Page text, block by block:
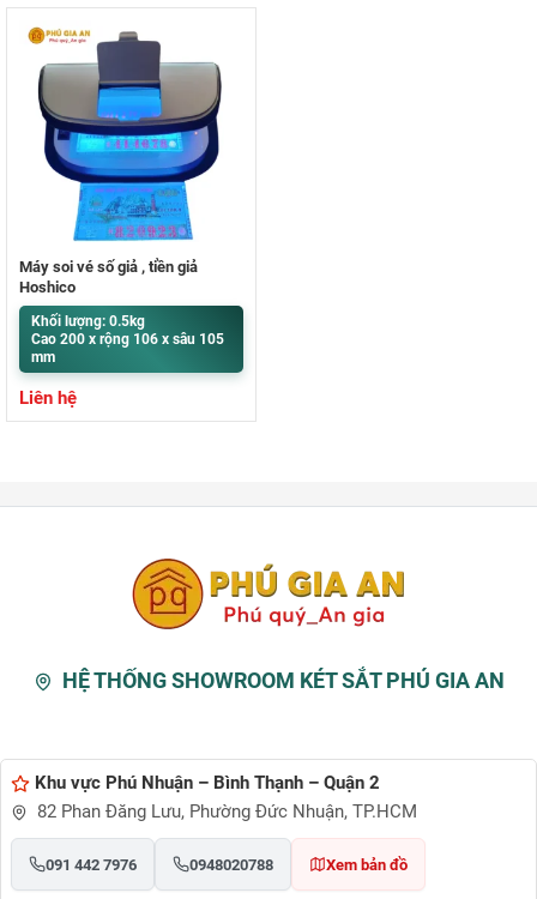
Máy soi vé số giả , tiền giả
Hoshico
Khối lượng: 0.5kg
Cao 200 x rộng 106 x sâu 105
mm
Liên hệ
HỆ THỐNG SHOWROOM KÉT SẮT PHÚ GIA AN
Khu vực Phú Nhuận – Bình Thạnh – Quận 2
82 Phan Đăng Lưu, Phường Đức Nhuận, TP.HCM
091 442 7976 0948020788 Xem bản đồ